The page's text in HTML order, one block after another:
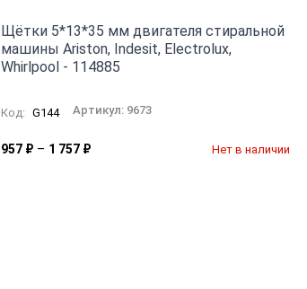
Щётки 5*13*35 мм двигателя стиральной
машины Ariston, Indesit, Electrolux,
Whirlpool - 114885
Код: G144 Артикул: 9673
957 ₽– 1 757 ₽ Нет в наличии